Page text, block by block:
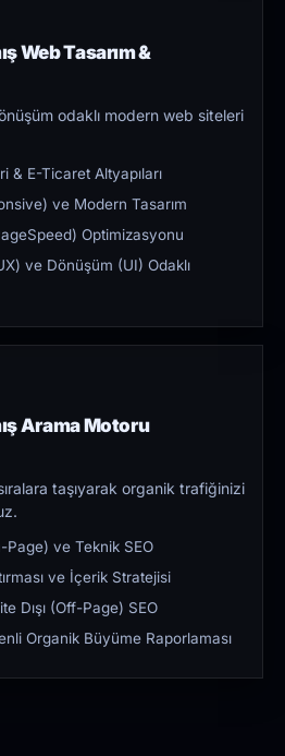
Web Tasarım &
odaklı modern web siteleri
& E-Ticaret Altyapıları
ve Modern Tasarım
Optimizasyonu
ve Dönüşüm (UI) Odaklı
Arama Motoru
taşıyarak organik trafiğinizi
Page) ve Teknik SEO
ve İçerik Stratejisi
Dışı (Off-Page) SEO
Organik Büyüme Raporlaması